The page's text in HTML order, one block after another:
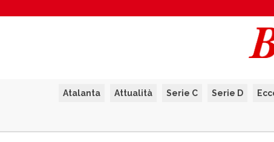
Atalanta Attualità Serie C Serie D